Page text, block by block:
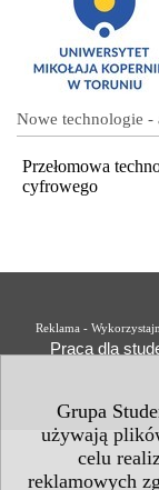
Grupa
używają
celu
reklamowych
Nowe technologie -
Przełomowa
cyfrowego
Reklama -
Praca dla